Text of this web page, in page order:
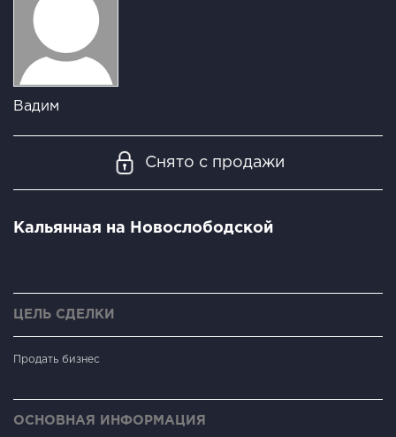
Вадим
Снято с продажи
Кальянная на Новослободской
ЦЕЛЬ СДЕЛКИ
Продать бизнес
ОСНОВНАЯ ИНФОРМАЦИЯ